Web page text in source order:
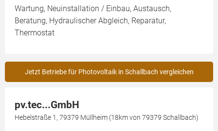
Wartung, Neuinstallation / Einbau, Austausch,
Beratung, Hydraulischer Abgleich, Reparatur,
Thermostat
Jetzt Betriebe für Photovoltaik in Schallbach vergleichen
pv.tec...GmbH
Hebelstraße 1, 79379 Müllheim (18km von 79379 Schallbach)